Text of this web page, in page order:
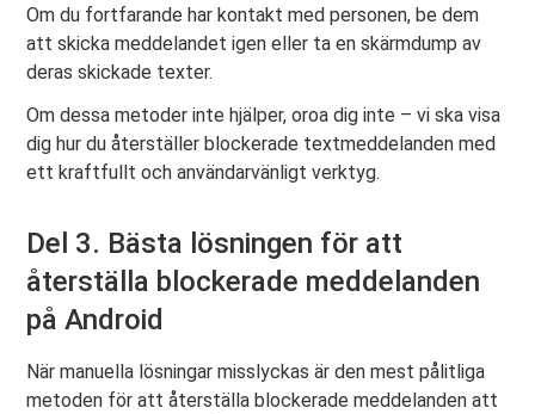
Om du fortfarande har kontakt med personen, be dem
att skicka meddelandet igen eller ta en skärmdump av
deras skickade texter.
Om dessa metoder inte hjälper, oroa dig inte – vi ska visa
dig hur du återställer blockerade textmeddelanden med
ett kraftfullt och användarvänligt verktyg.
Del 3. Bästa lösningen för att
återställa blockerade meddelanden
på Android
När manuella lösningar misslyckas är den mest pålitliga
metoden för att återställa blockerade meddelanden att